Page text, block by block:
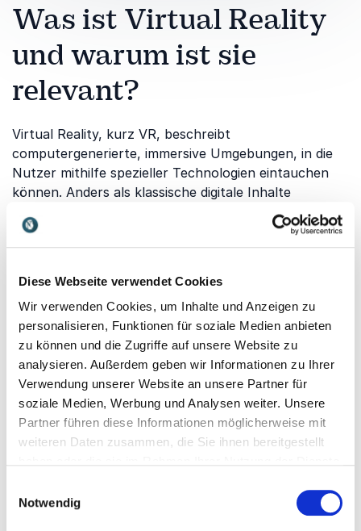
Diese Webseite verwendet Cookies
Wir verwenden Cookies, um Inhalte und Anzeigen zu
personalisieren, Funktionen für soziale Medien anbieten
zu können und die Zugriffe auf unsere Website zu
analysieren. Außerdem geben wir Informationen zu Ihrer
Verwendung unserer Website an unsere Partner für
soziale Medien, Werbung und Analysen weiter. Unsere
Partner führen diese Informationen möglicherweise mit
weiteren Daten zusammen, die Sie ihnen bereitgestellt
Notwendig
Was ist Virtual Reality
und warum ist sie
relevant?
Virtual Reality, kurz VR, beschreibt
computergenerierte, immersive Umgebungen, in die
Nutzer mithilfe spezieller Technologien eintauchen
können. Anders als klassische digitale Inhalte
ermöglicht VR ein interaktives Erlebnis, das reale
Situationen simuliert oder völlig neue Welten
erschafft. Die Technologie wird heute nicht nur im
Weiterbildung, Medizin, Architektur, Industrie,
Marketing und Führungskräfteentwicklung.
Unternehmen nutzen VR beispielsweise für
Simulationen, virtuelle Trainings oder innovative
Kundenerlebnisse. Dadurch gewinnt die Technologie
zunehmend an Bedeutung, weil sie Lernen
emotionaler, Kommunikation interaktiver und
Prozesse effizienter machen kann.
Welche Themen behandelt